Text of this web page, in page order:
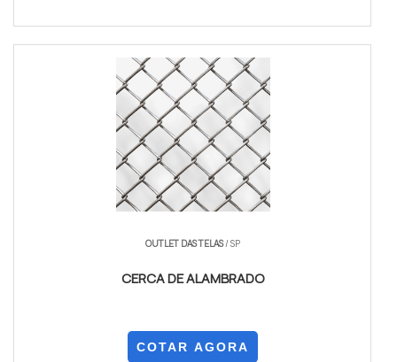
OUTLET DAS TELAS/ SP
CERCA DE ALAMBRADO
COTAR AGORA